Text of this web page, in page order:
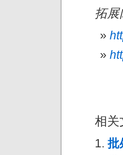
拓展
相关
批